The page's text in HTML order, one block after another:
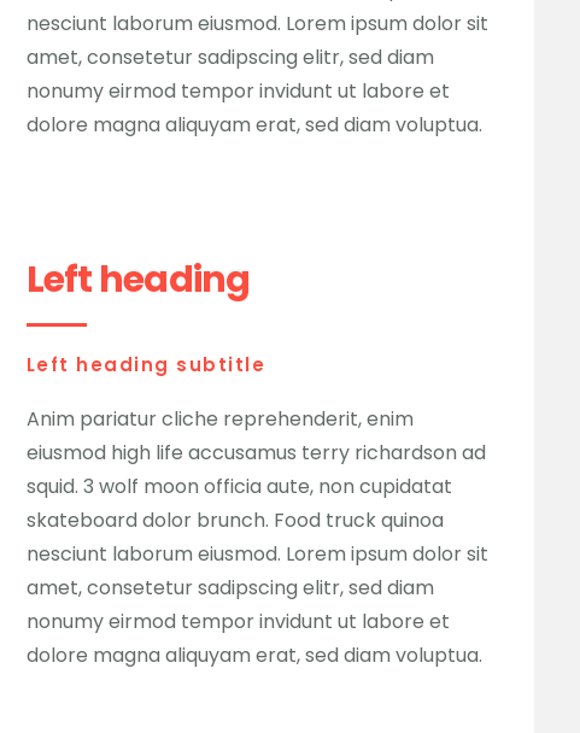
nesciunt laborum eiusmod. Lorem ipsum dolor sit
amet, consetetur sadipscing elitr, sed diam
nonumy eirmod tempor invidunt ut labore et
dolore magna aliquyam erat, sed diam voluptua.
Left heading
Left heading subtitle
Anim pariatur cliche reprehenderit, enim
eiusmod high life accusamus terry richardson ad
squid. 3 wolf moon officia aute, non cupidatat
skateboard dolor brunch. Food truck quinoa
nesciunt laborum eiusmod. Lorem ipsum dolor sit
amet, consetetur sadipscing elitr, sed diam
nonumy eirmod tempor invidunt ut labore et
dolore magna aliquyam erat, sed diam voluptua.